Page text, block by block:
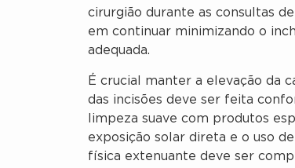
cirurgião durante as consultas
em continuar minimizando o
adequada.
É crucial manter a elevação da
das incisões deve ser feita
limpeza suave com produtos
exposição solar direta e o uso
física extenuante deve ser